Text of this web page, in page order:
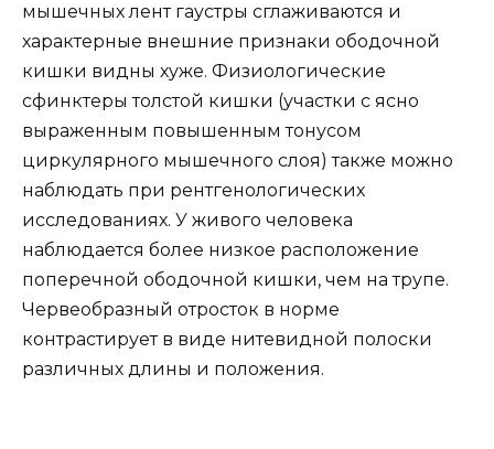
мышечных лент гаустры сглаживаются и
характерные внешние признаки ободочной
кишки видны хуже. Физиологические
сфинктеры толстой кишки (участки с ясно
выраженным повышенным тонусом
циркулярного мышечного слоя) также можно
наблюдать при рентгенологических
исследованиях. У живого человека
наблюдается более низкое расположение
поперечной ободочной кишки, чем на трупе.
Червеобразный отросток в норме
контрастирует в виде нитевидной полоски
различных длины и положения.